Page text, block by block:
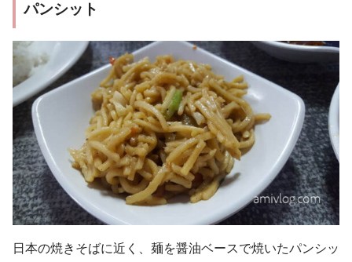
パンシット
日本の焼きそばに近く、麺を醤油ベースで焼いたパンシッ